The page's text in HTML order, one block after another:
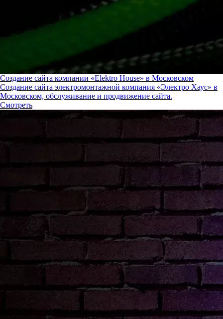
Создание сайта компании «Elektro House» в Московском
Создание сайта электромонтажной компания «Электро Хаус» в
Московском, обслуживание и продвижение сайта.
Смотреть